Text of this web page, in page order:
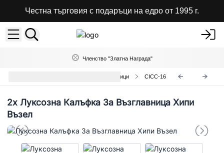
Честна търговия с подаръци на едро от 1995 г.
Членство "Златна Награда"
Класически Калъфки за Възглавници CICC-16
2x Луксозна Калъфка За Възглавница Хипи
Възел